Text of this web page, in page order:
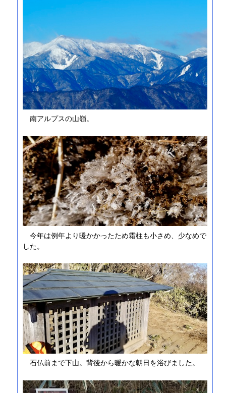
南アルプスの山嶺。
今年は例年より暖かかったため霜柱も小さめ、少なめで
した。
石仏前まで下山。背後から暖かな朝日を浴びました。